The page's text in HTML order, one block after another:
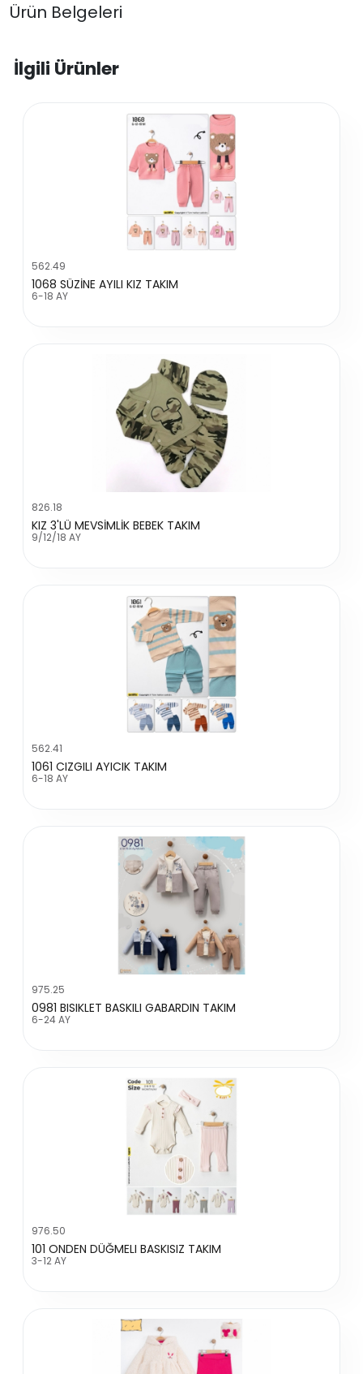
Ürün Belgeleri
İlgili Ürünler
562.49
1068 SÜZİNE AYILI KIZ TAKIM
6-18 AY
826.18
KIZ 3'LÜ MEVSİMLİK BEBEK TAKIM
9/12/18 AY
562.41
1061 CIZGILI AYICIK TAKIM
6-18 AY
975.25
0981 BISIKLET BASKILI GABARDIN TAKIM
6-24 AY
976.50
101 ONDEN DÜĞMELI BASKISIZ TAKIM
3-12 AY